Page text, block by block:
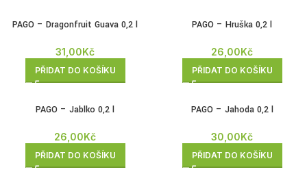
PAGO – Dragonfruit Guava 0,2 l
31,00Kč
PŘIDAT DO KOŠÍKU
PAGO – Hruška 0,2 l
26,00Kč
PŘIDAT DO KOŠÍKU
PAGO – Jablko 0,2 l
26,00Kč
PŘIDAT DO KOŠÍKU
PAGO – Jahoda 0,2 l
30,00Kč
PŘIDAT DO KOŠÍKU